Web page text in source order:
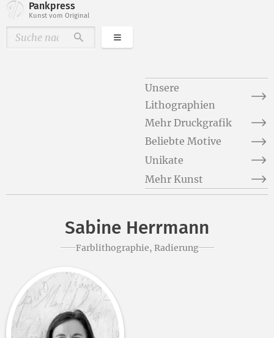
Pankpress
Kunst vom Original
DurchsuchenKategorien
Unsere
Lithographien
Mehr Druckgrafik
Beliebte Motive
Unikate
Mehr Kunst
Sabine Herrmann
Farblithographie, Radierung